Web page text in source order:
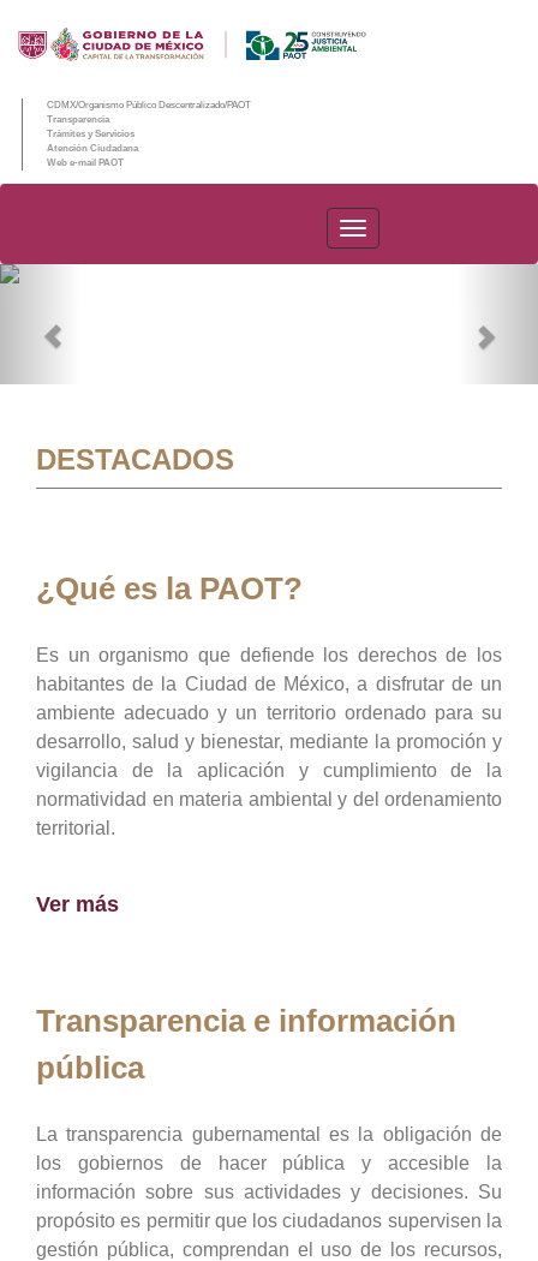
CDMX/Organismo Público Descentralizado/PAOT
Transparencia
Trámites y Servicios
Atención Ciudadana
Web e-mail PAOT
PAOT
DESTACADOS
¿Qué es la PAOT?
Es un organismo que defiende los derechos de los
habitantes de la Ciudad de México, a disfrutar de un
ambiente adecuado y un territorio ordenado para su
desarrollo, salud y bienestar, mediante la promoción y
vigilancia de la aplicación y cumplimiento de la
normatividad en materia ambiental y del ordenamiento
territorial.
Ver más
Transparencia e información
pública
La transparencia gubernamental es la obligación de
los gobiernos de hacer pública y accesible la
información sobre sus actividades y decisiones. Su
propósito es permitir que los ciudadanos supervisen la
gestión pública, comprendan el uso de los recursos,